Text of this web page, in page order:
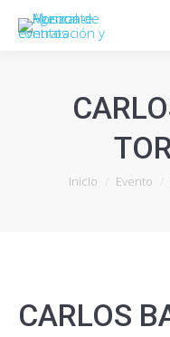
Estás aquí:
Inicio Evento
CARLOS